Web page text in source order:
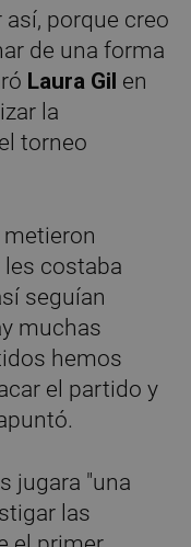
porque creo
de una forma
Laura Gil en
la
torneo
costaba
seguían
muchas
hemos
el partido y
jugara "una
las